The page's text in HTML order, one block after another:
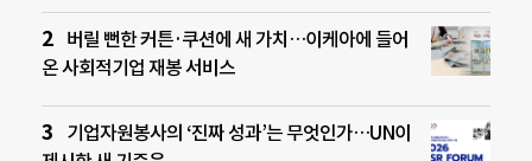
버릴 뻔한 커튼·쿠션에 새 가치…이케아에 들어
온 사회적기업 재봉 서비스
기업자원봉사의 ‘진짜 성과’는 무엇인가…UN이